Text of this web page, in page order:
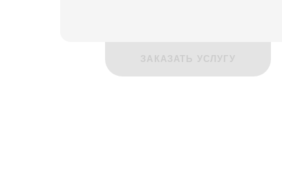
ЗАКАЗАТЬ УСЛУГУ